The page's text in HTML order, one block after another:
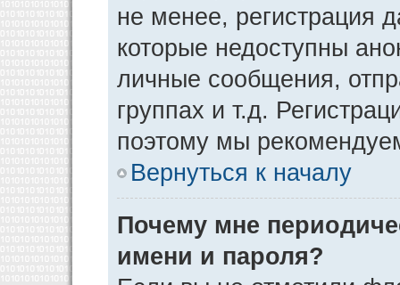
не менее, регистрация
которые недоступны
личные сообщения,
группах и т.д.
поэтому мы
Вернуться к началу
Почему мне
имени и пароля?